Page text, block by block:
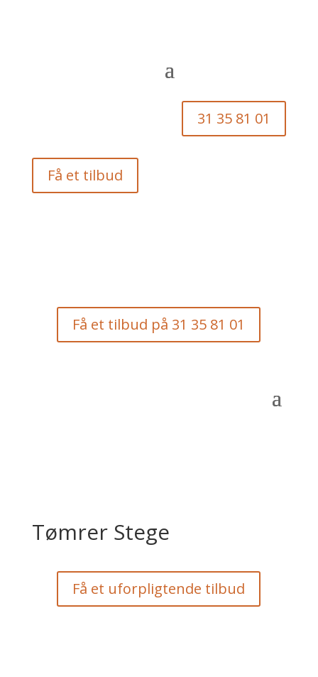
31 35 81 01
Få et tilbud
Få et tilbud på 31 35 81 01
Tømrer Stege
Få et uforpligtende tilbud